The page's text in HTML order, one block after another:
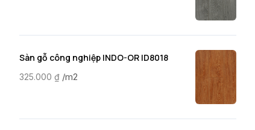
Sàn gỗ công nghiệp INDO-OR ID8018
325.000 ₫ /m2